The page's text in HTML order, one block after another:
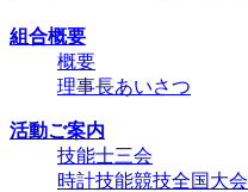
組合概要
概要
理事長あいさつ
活動ご案内
技能士三会
時計技能競技全国大会